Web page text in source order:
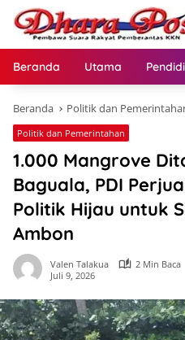
Langsung
konten
Beranda Utama
Beranda Politik dan
Politik dan Pemerintahan
1.000 Mangrove
Baguala, PDI
Politik Hijau untuk
Ambon
Valen Talakua
2 Min Baca
Juli 9, 2026